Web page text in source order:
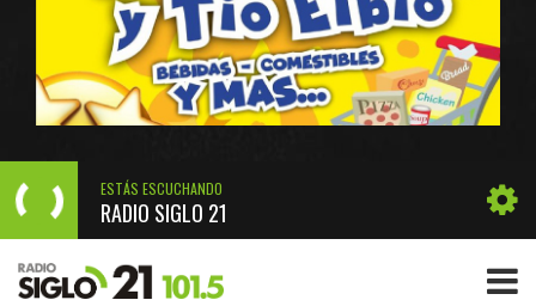
ESTÁS ESCUCHANDO
RADIO SIGLO 21